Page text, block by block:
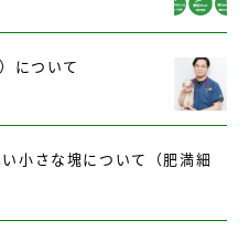
について
小さな塊について（肥満細